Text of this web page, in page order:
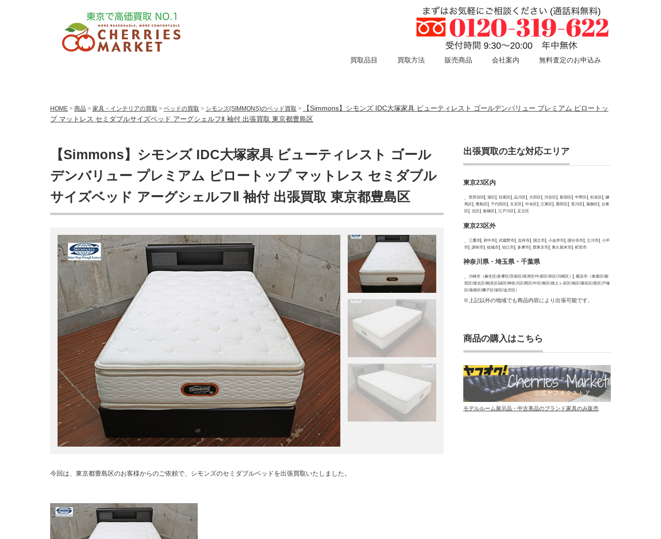
買取品目 買取方法 販売商品 会社案内 無料査定のお申込み
HOME > 商品 > 家具・インテリアの買取 > ベッドの買取 > シモンズ(SIMMONS)のベッド買取 >
【Simmons】シモンズ IDC大塚家具 ビューティレスト ゴールデンバリュー プレミアム ピロートッ
プ マットレス セミダブルサイズベッド アーグシェルフⅡ 袖付 出張買取 東京都豊島区
【Simmons】シモンズ IDC大塚家具 ビューティレスト ゴール
デンバリュー プレミアム ピロートップ マットレス セミダブル
サイズベッド アーグシェルフⅡ 袖付 出張買取 東京都豊島区
今回は、東京都豊島区のお客様からのご依頼で、シモンズのセミダブルベッドを出張買取いたしました。
出張買取の主な対応エリア
東京23区内
世田谷区 港区 目黒区 品川区 大田区 渋谷区 新宿区 中野区 杉並区
練
馬区
豊島区 千代田区 文京区 中央区 江東区 墨田区 荒川区 葛飾区
台東
区
北区 板橋区 江戸川区 足立区
東京23区外
三鷹市 府中市 武蔵野市 吉祥寺 国立市 小金井市 国分寺市 立川市
小平
市
調布市 稲城市 狛江市 多摩市 西東京市 東久留米市 町田市
神奈川県・埼玉県・千葉県
川崎市（麻生区/多摩区/宮前区/高津区/中原区/幸区/川崎区）
横浜市（青葉区/都
筑区/港北区/鶴見区/緑区/神奈川区/西区/中区/南区/保土ヶ谷区/旭区/瀬谷区/泉区/戸塚
区/港南区/磯子区/栄区/金沢区）
※上記以外の地域でも商品内容により出張可能です。
商品の購入はこちら
モデルルーム展示品・中古美品のブランド家具のみ販売